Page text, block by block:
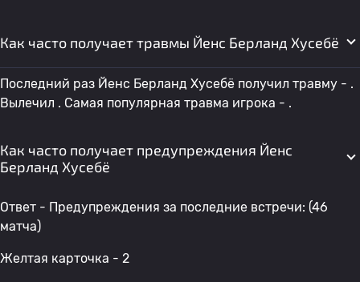
Как часто получает травмы Йенс Берланд Хусебё
Последний раз Йенс Берланд Хусебё получил травму - .
Вылечил . Самая популярная травма игрока - .
Как часто получает предупреждения Йенс
Берланд Хусебё
Ответ - Предупреждения за последние встречи: (46
матча)
Желтая карточка - 2